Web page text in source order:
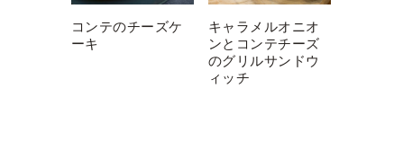
コンテのチーズケ
ーキ
キャラメルオニオ
ンとコンテチーズ
のグリルサンドウ
ィッチ